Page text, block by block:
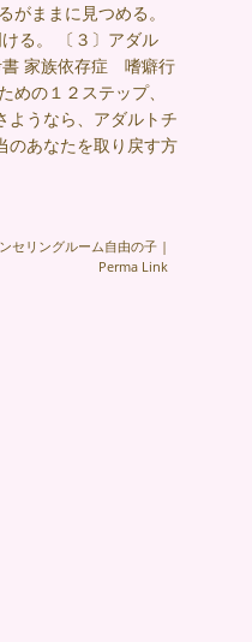
ままに見つめる。
る。 〔３〕アダル
書 家族依存症 嗜癖行
の１２ステップ、
ようなら、アダルトチ
のあなたを取り戻す方
セリングルーム自由の子 |
Perma Link